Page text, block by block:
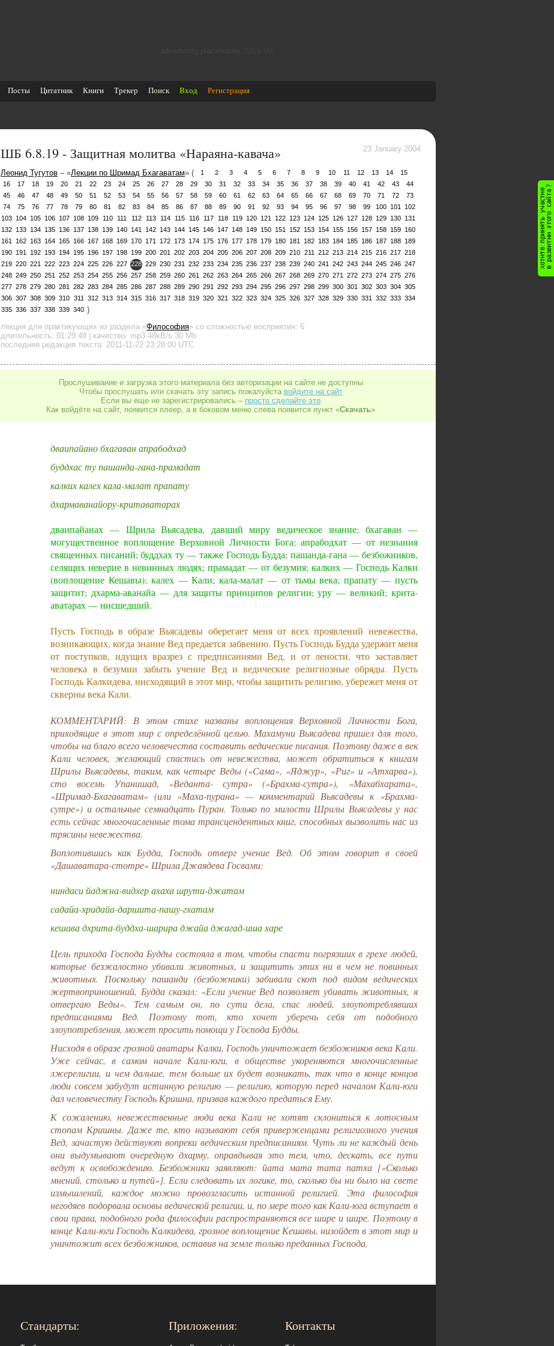
Посты Цитатник Книги Трекер Поиск Вход Регистрация
ШБ 6.8.19 - Защитная молитва «Нараяна-кавача» 23 January 2004
Леонид Тугутов – «Лекции по Шримад Бхагаватам» ( 1 2 3 4 5 6 7 8 9 10 11 12 13 14
15
16
17 18 19 20 21 22 23 24 25 26 27 28 29 30 31 32 33 34 35 36 37 38 39 40 41 42 43
44
45
46 47 48 49 50 51 52 53 54 55 56 57 58 59 60 61 62 63 64 65 66 67 68 69 70 71 72
73
74
75 76 77 78 79 80 81 82 83 84 85 86 87 88 89 90 91 92 93 94 95 96 97 98 99 100 101
102
103 104 105 106 107 108 109 110 111 112 113 114 115 116 117 118 119 120 121 122 123 124 125 126 127 128 129 130 131
132 133 134 135 136 137 138 139 140 141 142 143 144 145 146 147 148 149 150 151 152 153 154 155 156 157 158 159 160
161
162 163 164 165 166 167 168 169 170 171 172 173 174 175 176 177 178 179 180 181 182 183 184 185 186 187 188 189
190 191 192 193 194 195 196 197 198 199 200 201 202 203 204 205 206 207 208 209 210 211 212 213 214 215 216 217 218
219 220 221 222 223 224 225 226 227 228 229 230 231 232 233 234 235 236 237 238 239 240 241 242 243 244 245 246 247
248 249 250 251 252 253 254 255 256 257 258 259 260 261 262 263 264 265 266 267 268 269 270 271 272 273 274 275 276
277 278 279 280 281 282 283 284 285 286 287 288 289 290 291 292 293 294 295 296 297 298 299 300 301 302 303 304 305
306 307 308 309 310 311 312 313 314 315 316 317 318 319 320 321 322 323 324 325 326 327 328 329 330 331 332 333 334
335 336 337 338 339 340 )
лекция для практикующих из раздела «Философия» со сложностью восприятия: 6
длительность: 01:29:49 | качество: mp3 48kB/s 30 Mb
последняя редакция текста: 2011-11-22 23:28:00 UTC
Прослушивание и загрузка этого материала без авторизации на сайте не доступны
Чтобы прослушать или скачать эту запись пожалуйста войдите на сайт
Если вы еще не зарегистрировались – просто сделайте это
Как войдёте на сайт, появится плеер, а в боковом меню слева появится пункт «Скачать»
дваипайано бхагаван апрабодхад
буддхас ту пашанда-гана-прамадат
калких калех кала-малат прапату
дхармаванайору-критаватарах
дваипайанах — Шрила Вьясадева, давший миру ведическое знание; бхагаван —
могущественное воплощение Верховной Личности Бога; апрабодхат — от незнания
священных писаний; буддхах ту — также Господь Будда; пашанда-гана — безбожников,
селящих неверие в невинных людях; прамадат — от безумия; калких — Господь Калки
(воплощение Кешавы); калех — Кали; кала-малат — от тьмы века; прапату — пусть
защитит; дхарма-аванайа — для защиты принципов религии; уру — великий; крита-
аватарах — нисшедший.
Пусть Господь в образе Вьясадевы оберегает меня от всех проявлений невежества,
возникающих, когда знание Вед предается забвению. Пусть Господь Будда удержит меня
от поступков, идущих вразрез с предписаниями Вед, и от лености, что заставляет
человека в безумии забыть учение Вед и ведические религиозные обряды. Пусть
Господь Калкидева, нисходящий в этот мир, чтобы защитить религию, убережет меня от
скверны века Кали.
КОММЕНТАРИЙ: В этом стихе названы воплощения Верховной Личности Бога,
приходящие в этот мир с определённой целью. Махамуни Вьясадева пришел для того,
чтобы на благо всего человечества составить ведические писания. Поэтому даже в век
Кали человек, желающий спастись от невежества, может обратиться к книгам
Шрилы Вьясадевы, таким, как четыре Веды («Сама», «Яджур», «Риг» и «Атхарва»),
сто восемь Упанишад, «Веданта- сутра» («Брахма-сутра»), «Махабхарата»,
«Шримад-Бхагаватам» (или «Маха-пурана» — комментарий Вьясадевы к «Брахма-
сутре») и остальные семнадцать Пуран. Только по милости Шрилы Вьясадевы у нас
есть сейчас многочисленные тома трансцендентных книг, способных вызволить нас из
трясины невежества.
Воплотившись как Будда, Господь отверг учение Вед. Об этом говорит в своей
«Дашаватара-стотре» Шрила Джаядева Госвами:
ниндаси йаджна-видхер ахаха шрути-джатам
садайа-хридайа-даршита-пашу-гхатам
кешава дхрита-буддха-шарира джайа джагад-иша харе
Цель прихода Господа Будды состояла в том, чтобы спасти погрязших в грехе людей,
которые безжалостно убивали животных, и защитить этих ни в чем не повинных
животных. Поскольку пашанди (безбожники) забивали скот под видом ведических
жертвоприношений, Будда сказал: «Если учение Вед позволяет убивать животных, я
отвергаю Веды». Тем самым он, по сути дела, спас людей, злоупотреблявших
предписаниями Вед. Поэтому тот, кто хочет уберечь себя от подобного
злоупотребления, может просить помощи у Господа Будды.
Нисходя в образе грозной аватары Калки, Господь уничтожает безбожников века Кали.
Уже сейчас, в самом начале Кали-юги, в обществе укореняются многочисленные
лжерелигии, и чем дальше, тем больше их будет возникать, так что в конце концов
люди совсем забудут истинную религию — религию, которую перед началом Кали-юги
дал человечеству Господь Кришна, призвав каждого предаться Ему.
К сожалению, невежественные люди века Кали не хотят склониться к лотосным
стопам Кришны. Даже те, кто называют себя приверженцами религиозного учения
Вед, зачастую действуют вопреки ведическим предписаниям. Чуть ли не каждый день
они выдумывают очередную дхарму, оправдывая это тем, что, дескать, все пути
ведут к освобождению. Безбожники заявляют: йата мата тата патха [«Сколько
мнений, столько и путей»]. Если следовать их логике, то, сколько бы ни было на свете
измышлений, каждое можно провозгласить истинной религией. Эта философия
негодяев подорвала основы ведической религии, и, по мере того как Кали-юга вступает в
свои права, подобного рода философии распространяются все шире и шире. Поэтому в
конце Кали-юги Господь Калкидева, грозное воплощение Кешавы, низойдет в этот мир и
уничтожит всех безбожников, оставив на земле только преданных Господа.
Стандарты: Приложения: Контакты